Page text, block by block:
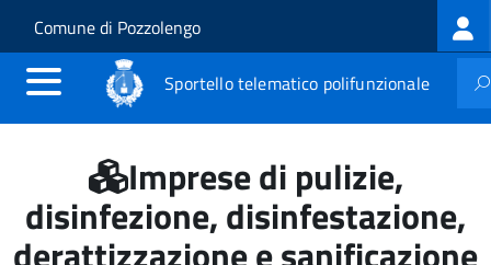
Salta al contenuto principale
Skip to site navigation
Comune di Pozzolengo
Sportello telematico polifunzionale
Imprese di pulizie,
disinfezione, disinfestazione,